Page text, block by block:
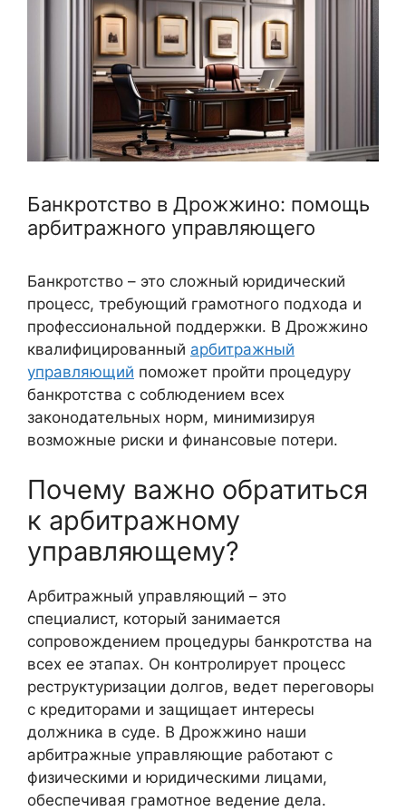
Банкротство в Дрожжино: помощь
арбитражного управляющего
Банкротство – это сложный юридический
процесс, требующий грамотного подхода и
профессиональной поддержки. В Дрожжино
квалифицированный арбитражный
управляющий поможет пройти процедуру
банкротства с соблюдением всех
законодательных норм, минимизируя
возможные риски и финансовые потери.
Почему важно обратиться
к арбитражному
управляющему?
Арбитражный управляющий – это
специалист, который занимается
сопровождением процедуры банкротства на
всех ее этапах. Он контролирует процесс
реструктуризации долгов, ведет переговоры
с кредиторами и защищает интересы
должника в суде. В Дрожжино наши
арбитражные управляющие работают с
физическими и юридическими лицами,
обеспечивая грамотное ведение дела.